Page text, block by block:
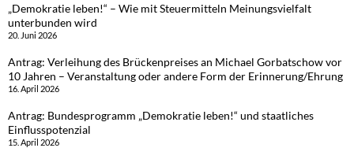
„Demokratie leben!“ – Wie mit Steuermitteln Meinungsvielfalt
unterbunden wird
20. Juni 2026
Antrag: Verleihung des Brückenpreises an Michael Gorbatschow vor
10 Jahren – Veranstaltung oder andere Form der Erinnerung/Ehrung
16. April 2026
Antrag: Bundesprogramm „Demokratie leben!“ und staatliches
Einflusspotenzial
15. April 2026